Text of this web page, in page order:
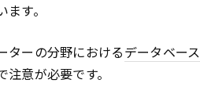
す。
ターの分野におけるデータベース
意が必要です。